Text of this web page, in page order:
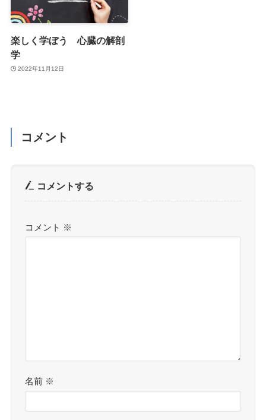
楽しく学ぼう 心臓の解剖
学
2022年11月12日
コメント
コメントする
コメント ※
名前 ※